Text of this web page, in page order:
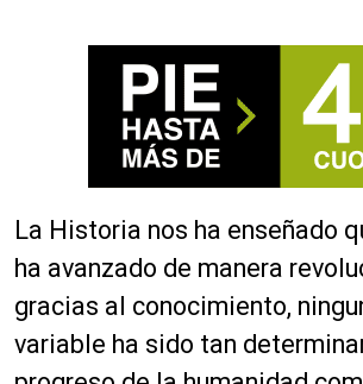
La Historia nos ha enseñado
ha avanzado de manera
gracias al conocimiento,
variable ha sido tan